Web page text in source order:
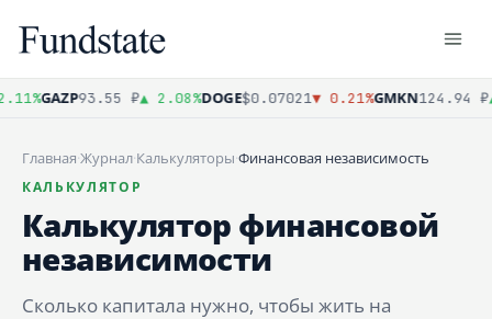
GAZP93.55 ₽▲ 2.08%DOGE$0.07021▼ 0.21%GMKN124.94 ₽▲
Главная·Журнал·Калькуляторы·Финансовая независимость
КАЛЬКУЛЯТОР
Калькулятор финансовой
независимости
Сколько капитала нужно, чтобы жить на